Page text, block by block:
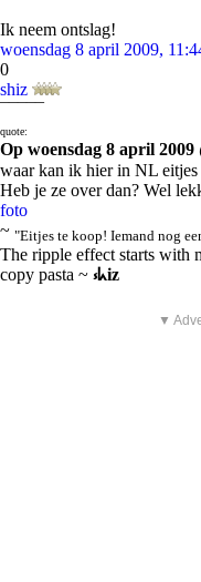
Ik neem ontslag!
woensdag 8 april 2009,
0
shiz
¯¯¯¯¯
quote:
Op woensdag 8 april
waar kan ik hier in NL eitjes
Heb je ze over dan? Wel
foto
~ "Eitjes te koop! Iemand nog
The ripple effect starts with
copy pasta ~ ⳽ᖾiz
▼